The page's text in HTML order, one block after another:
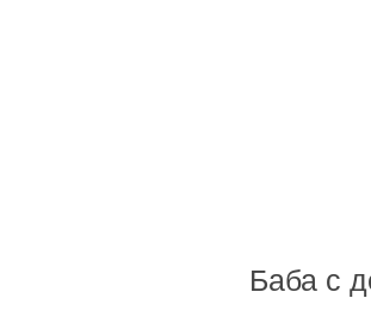
Баба с